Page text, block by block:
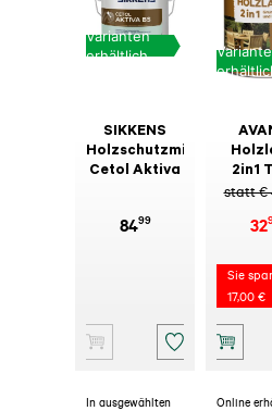
Varianten
erhältlich
SIKKENS
Holzschutzmittel
Cetol Aktiva
8499
2in1
statt €
32
Sie
17,00 €
In ausgewählten
Online